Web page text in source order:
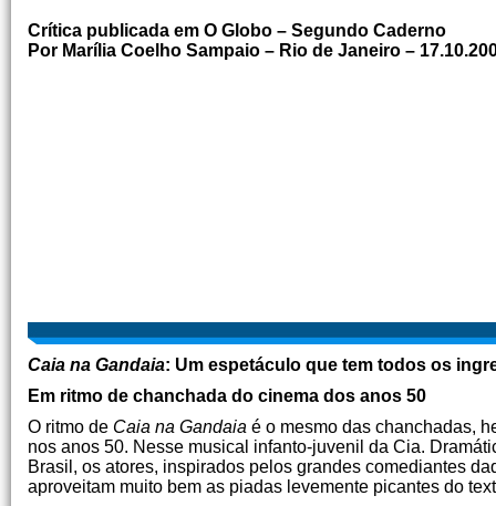
Crítica publicada em O Globo – Segundo Caderno
Por Marília Coelho Sampaio – Rio de Janeiro –
Caia na Gandaia: Um espetáculo que tem todos os
Em ritmo de chanchada do cinema dos anos 50
O ritmo de Caia na Gandaia é o mesmo das chanchadas,
nos anos 50. Nesse musical infanto-juvenil da Cia.
Brasil, os atores, inspirados pelos grandes comediantes
aproveitam muito bem as piadas levemente picantes do